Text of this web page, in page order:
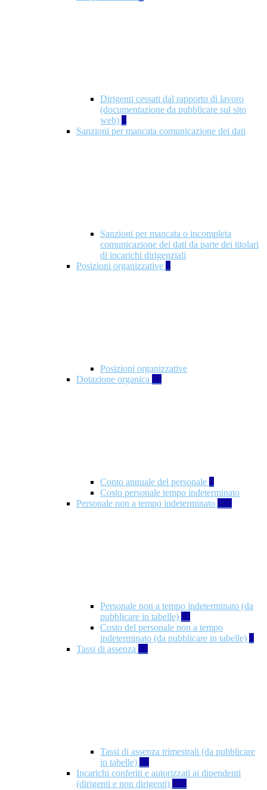
Dirigenti cessati dal rapporto di lavoro
(documentazione da pubblicare sul sito
web) 1
Sanzioni per mancata comunicazione dei dati
Sanzioni per mancata o incompleta
comunicazione dei dati da parte dei titolari
di incarichi dirigenziali
Posizioni organizzative 1
Posizioni organizzative
Dotazione organica 21
Conto annuale del personale 8
Costo personale tempo indeterminato
Personale non a tempo indeterminato 105
Personale non a tempo indeterminato (da
pubblicare in tabelle) 11
Costo del personale non a tempo
indeterminato (da pubblicare in tabelle) 8
Tassi di assenza 12
Tassi di assenza trimestrali (da pubblicare
in tabelle) 12
Incarichi conferiti e autorizzati ai dipendenti
(dirigenti e non dirigenti) 490